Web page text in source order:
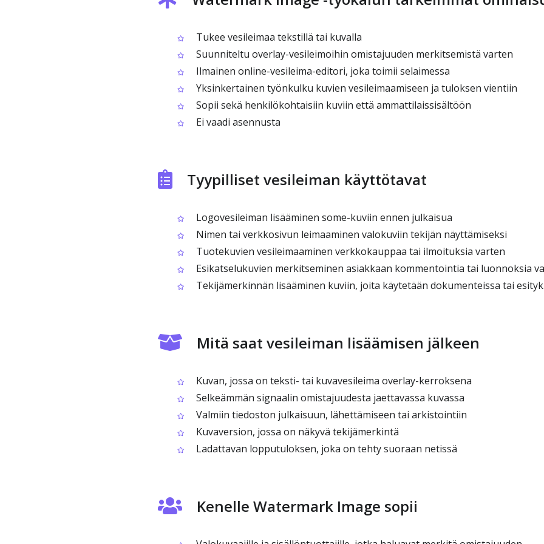
Tukee vesileimaa tekstillä tai kuvalla
Suunniteltu overlay-vesileimoihin omistajuuden merkitsemistä varten
Ilmainen online-vesileima-editori, joka toimii selaimessa
Yksinkertainen työnkulku kuvien vesileimaamiseen ja tuloksen vientiin
Sopii sekä henkilökohtaisiin kuviin että ammattilaissisältöön
Ei vaadi asennusta
Tyypilliset vesileiman käyttötavat
Logovesileiman lisääminen some-kuviin ennen julkaisua
Nimen tai verkkosivun leimaaminen valokuviin tekijän näyttämiseksi
Tuotekuvien vesileimaaminen verkkokauppaa tai ilmoituksia varten
Esikatselukuvien merkitseminen asiakkaan kommentointia tai luonnoksia
Tekijämerkinnän lisääminen kuviin, joita käytetään dokumenteissa tai
Mitä saat vesileiman lisäämisen jälkeen
Kuvan, jossa on teksti- tai kuvavesileima overlay-kerroksena
Selkeämmän signaalin omistajuudesta jaettavassa kuvassa
Valmiin tiedoston julkaisuun, lähettämiseen tai arkistointiin
Kuvaversion, jossa on näkyvä tekijämerkintä
Ladattavan lopputuloksen, joka on tehty suoraan netissä
Kenelle Watermark Image sopii